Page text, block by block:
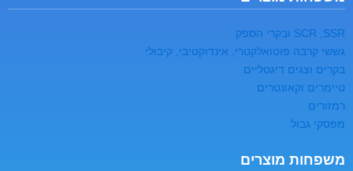
SCR ,SSR ובקרי הספק
גששי קרבה פוטואלקטרי, אינדוקטיבי, קיבולי
בקרים וצגים דיגטליים
טיימרים וקאונטרים
רמזורים
מפסקי גבול
משפחות מוצרים